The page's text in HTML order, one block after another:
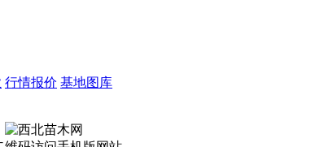
行情报价 基地图库